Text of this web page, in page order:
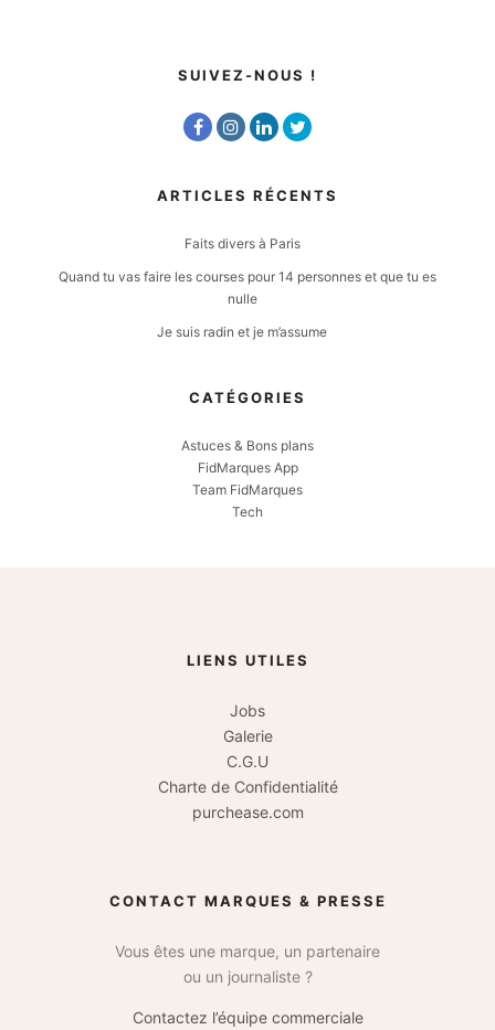
SUIVEZ-NOUS !
ARTICLES RÉCENTS
Faits divers à Paris
Quand tu vas faire les courses pour 14 personnes et que tu es
nulle
Je suis radin et je m’assume
CATÉGORIES
Astuces & Bons plans
FidMarques App
Team FidMarques
Tech
LIENS UTILES
Jobs
Galerie
C.G.U
Charte de Confidentialité
purchease.com
CONTACT MARQUES & PRESSE
Vous êtes une marque, un partenaire
ou un journaliste ?
Contactez l’équipe commerciale